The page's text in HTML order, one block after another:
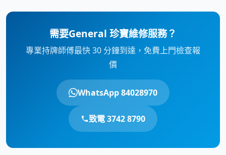
需要General 珍寶維修服務？
專業持牌師傅最快 30 分鐘到達，免費上門檢查報
價
WhatsApp 84028970
致電 3742 8790